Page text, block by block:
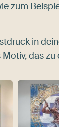
zum
in
das zu